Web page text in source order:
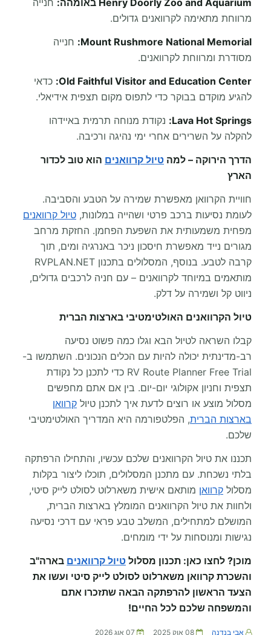
מרווחת מתאימה לקרוואנים גדולים.
Mount Rushmore National Memorial: חנייה
מסודרת ומרווחת לקרוואנים.
Old Faithful Visitor and Education Center: כדאי
להגיע מוקדם בבוקר כדי לתפוס מקום תצפית אידיאלי.
Lava Hot Springs: נקודת מנוחה תרמית באיידהו
להקלה על השרירים אחרי ימי נהיגה ורכיבה.
הדרך הירוקה – למה טיול קרוואנים הוא טוב לכדור
הארץ
חוויית הקרוואן מאפשרת שמירה על הטבע והסביבה.
לעומת נסיעות ברכב פרטי ושהייה במלונות, טיול קרוואנים
מפחית משמעותית את השפעת הפחמן. החזקת מרחב
מגורים נייד מאפשרת חיסכון ניכר באנרגיה ומים, תוך
קרבה לטבע. בנוסף, המסלולים בתכנון RVPLAN.NET
מותאמים במיוחד לקרוואנים – עם חניה לרכבים גדולים,
ניווט קל ושמירה על דלק.
טיול הקרוואנים האולטימטיבי בארצות הברית
קבלו השראה לטיול הבא וגלו כמה פשוט נסיעה
רב-מדינתית יכולה להיות עם הכלים הנכונים. השתמשו ב-
RV Route Planner Free Trial כדי לתכנן כל נקודת
תצפית וחניון אקולוגי יום-יום. בין אם אתם מחפשים
מסלול מוצע או רוצים לדעת איך לתכנן טיול קרוואן
בארצות הברית, הפלטפורמה היא המדריך האולטימטיבי
שלכם.
תכננו את טיול הקרוואנים שלכם עכשיו, והתחילו הרפתקה
בלתי נשכחת. עם מתכנן המסלולים, תוכלו ליצור בקלות
מסלול קרוואן מותאם אישית משארלוט לסולט לייק סיטי,
ולחוות את טיול הקרוואנים המומלץ בארצות הברית,
המושלם למתחילים, המשלב טבע פראי עם דרכי נסיעה
נגישות ומנוסחות על ידי מומחים.
מוכן? לחצו כאן: תכנון מסלול טיול קרוואנים בארה"ב
והשכרת קרוואן משארלוט לסולט לייק סיטי ועשו את
הצעד הראשון להרפתקה הבאה שתזכרו אתם
והמשפחה שלכם לכל החיים!
אבי בנדנה 08 אוק 2025 07 אוג 2026